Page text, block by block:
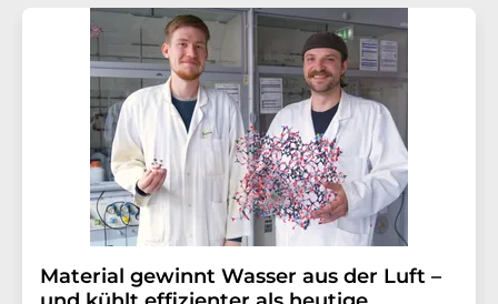
Material gewinnt Wasser aus der Luft –